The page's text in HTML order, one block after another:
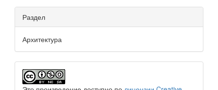
Раздел
Архитектура